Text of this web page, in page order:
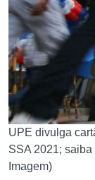
UPE divulga
SSA 2021;
Imagem)